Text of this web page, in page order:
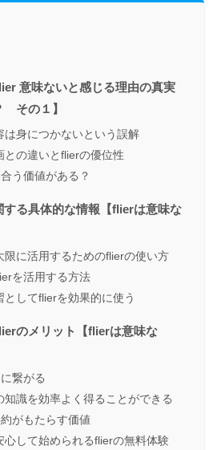
意味ないと感じる理由の真実
その１】
は身につかないという誤解
との違いとflierの優位性
う価値がある？
る具体的な情報【flierは意味な
限に活用するためのflierの使い方
を活用する方法
してflierを効果的に使う
のメリット【flierは意味な
繋がる
知識を効率よく得ることができる
がもたらす価値
心して始められるflierの無料体験